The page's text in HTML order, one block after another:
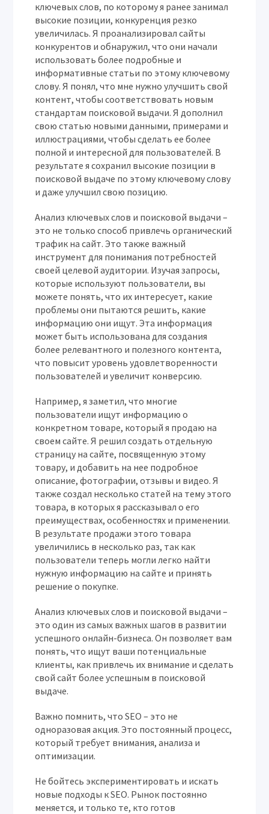
ключевых слов, по которому я ранее занимал
высокие позиции, конкуренция резко
увеличилась. Я проанализировал сайты
конкурентов и обнаружил, что они начали
использовать более подробные и
информативные статьи по этому ключевому
слову. Я понял, что мне нужно улучшить свой
контент, чтобы соответствовать новым
стандартам поисковой выдачи. Я дополнил
свою статью новыми данными, примерами и
иллюстрациями, чтобы сделать ее более
полной и интересной для пользователей. В
результате я сохранил высокие позиции в
поисковой выдаче по этому ключевому слову
и даже улучшил свою позицию.
Анализ ключевых слов и поисковой выдачи –
это не только способ привлечь органический
трафик на сайт. Это также важный
инструмент для понимания потребностей
своей целевой аудитории. Изучая запросы,
которые используют пользователи, вы
можете понять, что их интересует, какие
проблемы они пытаются решить, какие
информацию они ищут. Эта информация
может быть использована для создания
более релевантного и полезного контента,
что повысит уровень удовлетворенности
пользователей и увеличит конверсию.
Например, я заметил, что многие
пользователи ищут информацию о
конкретном товаре, который я продаю на
своем сайте. Я решил создать отдельную
страницу на сайте, посвященную этому
товару, и добавить на нее подробное
описание, фотографии, отзывы и видео. Я
также создал несколько статей на тему этого
товара, в которых я рассказывал о его
преимуществах, особенностях и применении.
В результате продажи этого товара
увеличились в несколько раз, так как
пользователи теперь могли легко найти
нужную информацию на сайте и принять
решение о покупке.
Анализ ключевых слов и поисковой выдачи –
это один из самых важных шагов в развитии
успешного онлайн-бизнеса. Он позволяет вам
понять, что ищут ваши потенциальные
клиенты, как привлечь их внимание и сделать
свой сайт более успешным в поисковой
выдаче.
Важно помнить, что SEO – это не
одноразовая акция. Это постоянный процесс,
который требует внимания, анализа и
оптимизации.
Не бойтесь экспериментировать и искать
новые подходы к SEO. Рынок постоянно
меняется, и только те, кто готов